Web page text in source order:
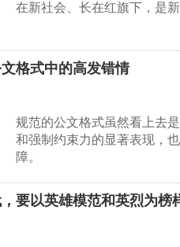
在新社会、长在红旗下，是
格式中的高发错情
规范的公文格式虽然看上去
和强制约束力的显著表现，
障。
要以英雄模范和英烈为榜